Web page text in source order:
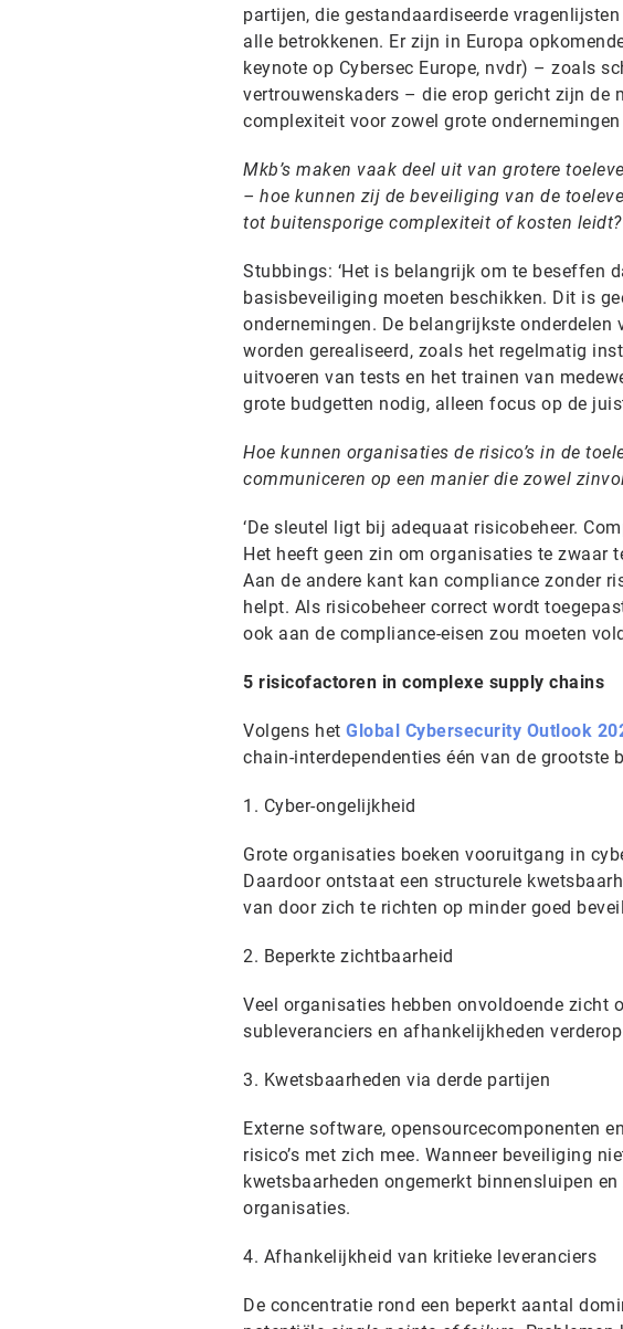
partijen, die gestandaardiseerde
alle betrokkenen. Er zijn in Europa
keynote op Cybersec Europe, nvdr) – zoals
vertrouwenskaders – die erop gericht zijn de
complexiteit voor zowel grote
Mkb’s maken vaak deel uit van grotere
– hoe kunnen zij de beveiliging van de
tot buitensporige complexiteit of kosten leidt?
Stubbings: ‘Het is belangrijk om te beseffen
basisbeveiliging moeten beschikken. Dit is
ondernemingen. De belangrijkste
worden gerealiseerd, zoals het regelmatig
uitvoeren van tests en het trainen van
grote budgetten nodig, alleen focus op de
Hoe kunnen organisaties de risico’s in de
communiceren op een manier die zowel
‘De sleutel ligt bij adequaat risicobeheer.
Het heeft geen zin om organisaties te zwaar
Aan de andere kant kan compliance zonder
helpt. Als risicobeheer correct wordt
ook aan de compliance-eisen zou moeten
5 risicofactoren in complexe supply chains
Volgens het Global Cybersecurity Outlook
chain-interdependenties één van de
1. Cyber-ongelijkheid
Grote organisaties boeken vooruitgang in
Daardoor ontstaat een structurele
van door zich te richten op minder goed
2. Beperkte zichtbaarheid
Veel organisaties hebben onvoldoende zicht
subleveranciers en afhankelijkheden
3. Kwetsbaarheden via derde partijen
Externe software, opensourcecomponenten
risico’s met zich mee. Wanneer beveiliging
kwetsbaarheden ongemerkt binnensluipen
organisaties.
4. Afhankelijkheid van kritieke leveranciers
De concentratie rond een beperkt aantal